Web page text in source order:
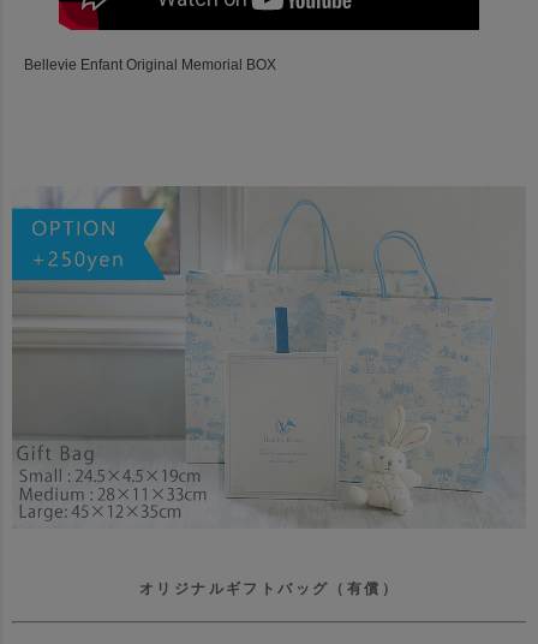
Bellevie Enfant Original Memorial BOX
オリジナルギフトバッグ（有償）